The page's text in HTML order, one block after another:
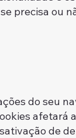
precisa ou
do seu
de